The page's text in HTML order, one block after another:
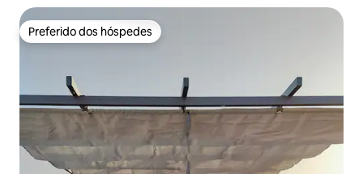
Preferido dos hóspedes
Preferido dos hóspedes